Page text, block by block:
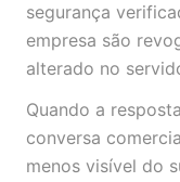
segurança
empresa são
alterado no
Quando a
conversa
menos visível do